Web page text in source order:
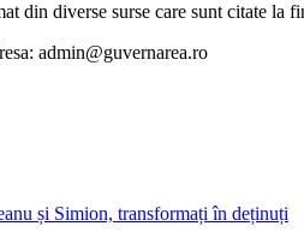
din diverse surse care sunt citate la
admin@guvernarea.ro